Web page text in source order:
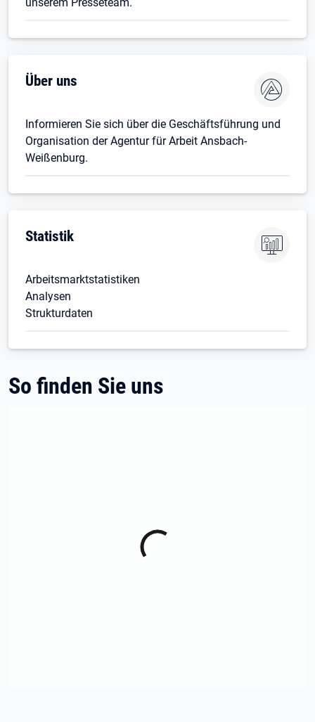
Über uns
Informieren Sie sich über die Geschäftsführung und
Organisation der Agentur für Arbeit Ansbach-
Weißenburg.
Statistik
Arbeitsmarktstatistiken
Analysen
Strukturdaten
So finden Sie uns